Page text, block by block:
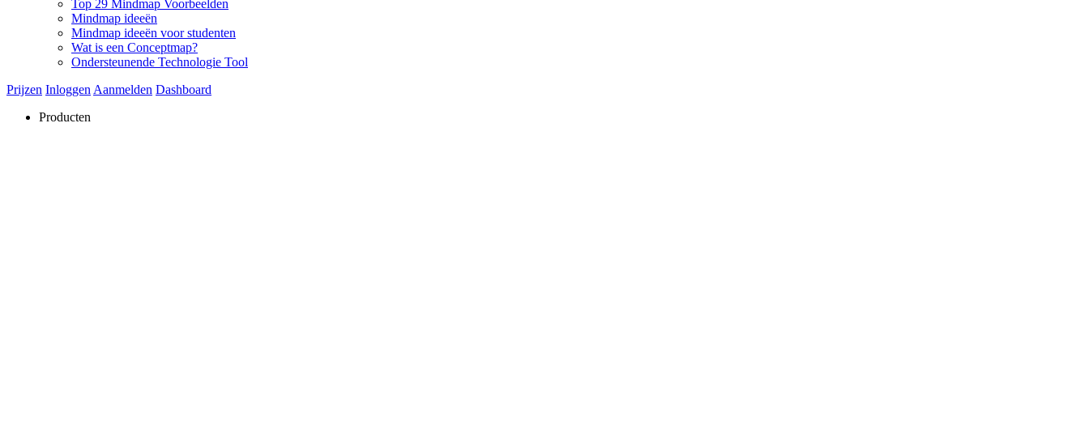
Top 29 Mindmap Voorbeelden
Mindmap ideeën
Mindmap ideeën voor studenten
Wat is een Conceptmap?
Ondersteunende Technologie Tool
Prijzen Inloggen Aanmelden Dashboard
Producten